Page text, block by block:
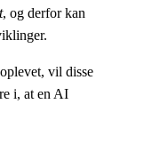
, og derfor kan
vil disse
i, at en AI